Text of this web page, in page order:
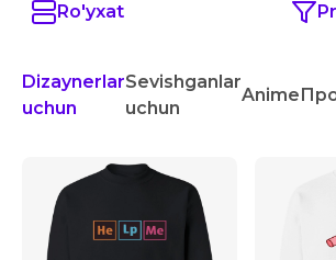
Ro'yxat
Dizaynerlar
uchun
Sevishganlar
uchun
Anime